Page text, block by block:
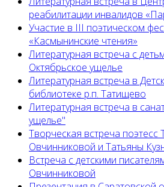
реабилитации инвалидов
Участие в III поэтическом
«Касмынинские чтения»
Литературная встреча с
Октябрьское ущелье
Литературная встреча в
библиотеке р.п. Татищево
Литературная встреча в
ущелье"
Творческая встреча поэтесс
Овчинниковой и Татьяны
Встреча с детскими
Овчинниковой